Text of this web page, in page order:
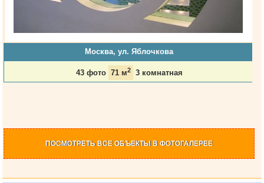
Москва, ул. Яблочкова
43 фото 71 м2 3 комнатная
ПОСМОТРЕТЬ ВСЕ ОБЪЕКТЫ В ФОТОГАЛЕРЕЕ